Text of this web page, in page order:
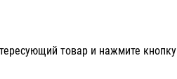
товар и нажмите